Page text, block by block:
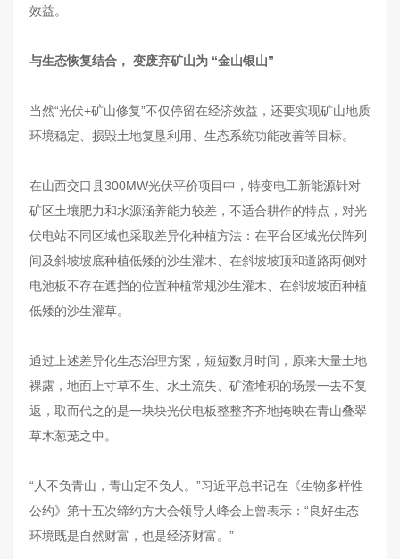
效益。
与生态恢复结合， 变废弃矿山为 “金山银山”
当然“光伏+矿山修复”不仅停留在经济效益，还要实现矿山地质
环境稳定、损毁土地复垦利用、生态系统功能改善等目标。
在山西交口县300MW光伏平价项目中，特变电工新能源针对
矿区土壤肥力和水源涵养能力较差，不适合耕作的特点，对光
伏电站不同区域也采取差异化种植方法：在平台区域光伏阵列
间及斜坡坡底种植低矮的沙生灌木、在斜坡坡顶和道路两侧对
电池板不存在遮挡的位置种植常规沙生灌木、在斜坡坡面种植
低矮的沙生灌草。
通过上述差异化生态治理方案，短短数月时间，原来大量土地
裸露，地面上寸草不生、水土流失、矿渣堆积的场景一去不复
返，取而代之的是一块块光伏电板整整齐齐地掩映在青山叠翠
草木葱茏之中。
“人不负青山，青山定不负人。”习近平总书记在《生物多样性
公约》第十五次缔约方大会领导人峰会上曾表示：“良好生态
环境既是自然财富，也是经济财富。”